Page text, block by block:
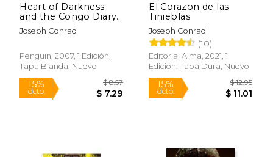
Heart of Darkness
and the Congo Diary
(Penguin Classics) (en
Inglés)
Joseph Conrad
Penguin, 2007, 1 Edición,
Tapa Blanda, Nuevo
Rápido
El Corazon de las
Tinieblas
Joseph Conrad
(10)
Editorial Alma, 2021, 1
Edición, Tapa Dura, Nuevo